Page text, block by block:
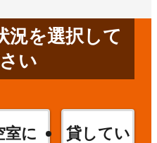
況を選択して
い
室に
貸してい